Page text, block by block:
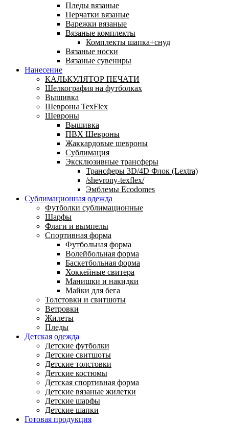
Пледы вязаные
Перчатки вязаные
Варежки вязаные
Вязаные комплекты
Комплекты шапка+снуд
Вязаные носки
Вязаные сувениры
Нанесение
КАЛЬКУЛЯТОР ПЕЧАТИ
Шелкография на футболках
Вышивка
Шевроны TexFlex
Шевроны
Вышивка
ПВХ Шевроны
Жаккардовые шевроны
Сублимация
Эксклюзивные трансферы
Трансферы 3D/4D Флок (Lextra)
/shevrony-texflex/
Эмблемы Ecodomes
Сублимационная одежда
Футболки сублимационные
Шарфы
Флаги и вымпелы
Спортивная форма
Футбольная форма
Волейбольная форма
Баскетбольная форма
Хоккейные свитера
Манишки и накидки
Майки для бега
Толстовки и свитшоты
Ветровки
Жилеты
Пледы
Детская одежда
Детские футболки
Детские свитшоты
Детские толстовки
Детские костюмы
Детская спортивная форма
Детские вязаные жилетки
Детские шарфы
Детские шапки
Готовая продукция